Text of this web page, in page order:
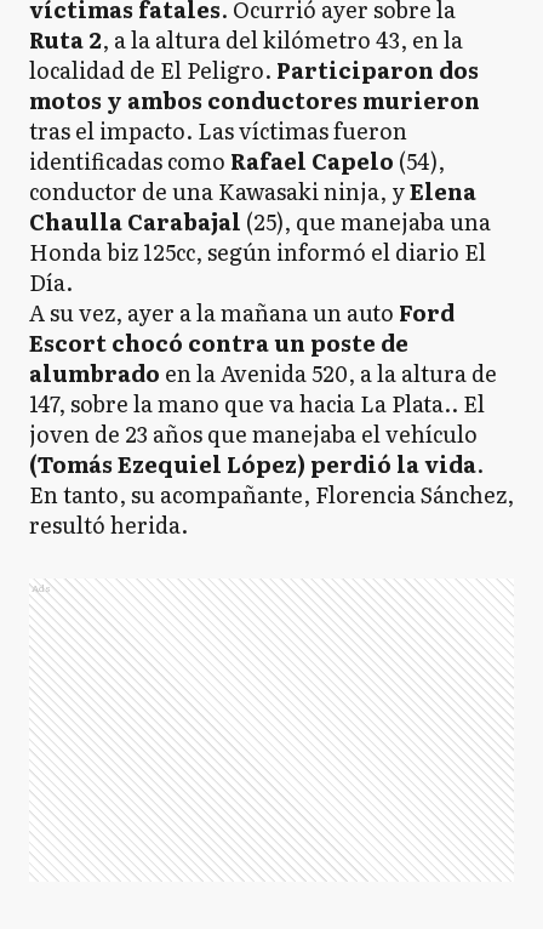
víctimas fatales. Ocurrió ayer sobre la
Ruta 2, a la altura del kilómetro 43, en la
localidad de El Peligro. Participaron dos
motos y ambos conductores murieron
tras el impacto. Las víctimas fueron
identificadas como Rafael Capelo (54),
conductor de una Kawasaki ninja, yElena
Chaulla Carabajal (25), que manejaba una
Honda biz 125cc, según informó el diario El
Día.
A su vez, ayer a la mañana un auto Ford
Escort chocó contra un poste de
alumbrado en la Avenida 520, a la altura de
147, sobre la mano que va hacia La Plata.. El
joven de 23 años que manejaba el vehículo
(Tomás Ezequiel López) perdió la vida.
En tanto, su acompañante, Florencia Sánchez,
resultó herida.
Ads